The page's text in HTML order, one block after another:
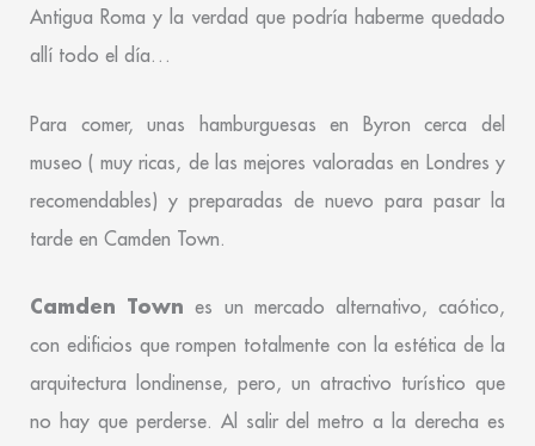
Antigua Roma y la verdad que podría haberme quedado
allí todo el día…
Para comer, unas hamburguesas en Byron cerca del
museo ( muy ricas, de las mejores valoradas en Londres y
recomendables) y preparadas de nuevo para pasar la
tarde en Camden Town.
Camden Town es un mercado alternativo, caótico,
con edificios que rompen totalmente con la estética de la
arquitectura londinense, pero, un atractivo turístico que
no hay que perderse. Al salir del metro a la derecha es